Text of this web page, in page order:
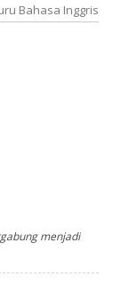
Bahasa Inggris
menjadi